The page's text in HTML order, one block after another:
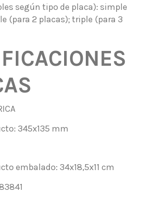
según tipo de placa): simple
(para 2 placas); triple (para 3
345x135 mm
embalado: 34x18,5x11 cm